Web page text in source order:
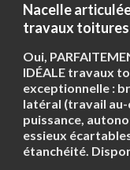
Nacelle
travaux toitures
Oui,
IDÉALE travaux
exceptionnelle :
latéral (travail
puissance,
essieux
étanchéité.